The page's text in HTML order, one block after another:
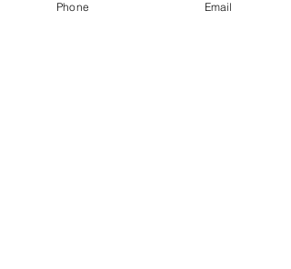
Phone Email